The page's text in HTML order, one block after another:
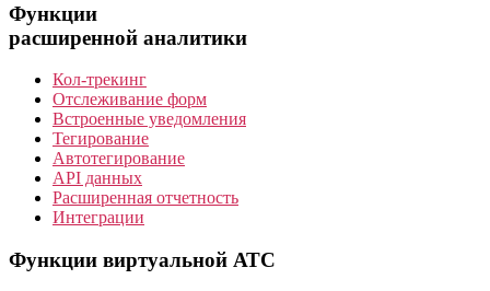
Функции
расширенной аналитики
Кол-трекинг
Отслеживание форм
Встроенные уведомления
Тегирование
Автотегирование
API данных
Расширенная отчетность
Интеграции
Функции виртуальной АТС